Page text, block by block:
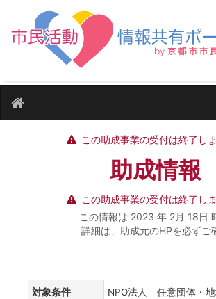
この助成事業の受付は終了し
助成情報
この助成事業の受付は終了し
この情報は 2023 年 2月 18日
詳細は、助成元のHPを必ず
対象条件
NPO法人 任意団体・地